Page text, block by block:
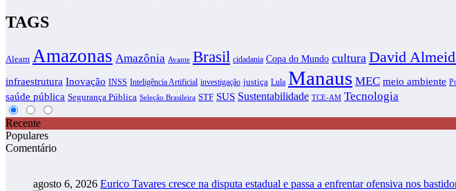
TAGS
Aleam Amazonas Amazônia Avante Brasil cidadania Copa do Mundo cultura David
infraestrutura Inovação INSS Inteligência Artificial investigação justiça Lula Manaus MEC meio ambiente
saúde pública Segurança Pública Seleção Brasileira STF SUS Sustentabilidade TCE-AM Tecnologia
Recente
Populares
Comentário
agosto 6, 2026 Eurico Tavares cresce na disputa estadual e passa a enfrentar ofensiva nos